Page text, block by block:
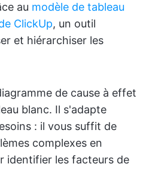
au modèle de tableau
ClickUp, un outil
et hiérarchiser les
de cause à effet
blanc. Il s'adapte
: il vous suffit de
complexes en
identifier les facteurs de